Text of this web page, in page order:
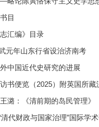
目
志汇编》目录
元年山东行省设治济南考
中国近代史研究的进展
书便览（2025）附英国所藏
潞：《清前期的岛民管理》
代财政与国家治理”国际学